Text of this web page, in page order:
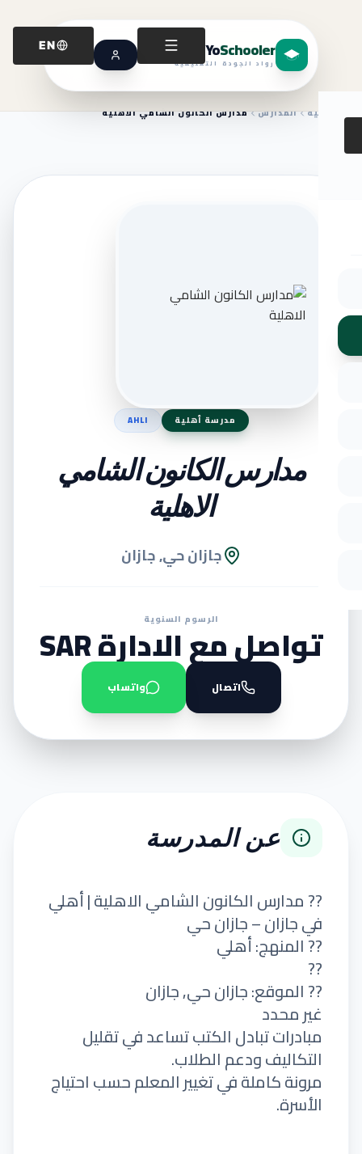
YoSchooler
رواد الجودة التعليمية
EN
الرئيسية المدارس مدارس الكانون الشامي الاهلية
مدرسة أهلية AHLI
مدارس الكانون الشامي
الاهلية
جازان حي, جازان
الرسوم السنوية
تواصل مع الادارة SAR
اتصال واتساب
عن المدرسة
?? مدارس الكانون الشامي الاهلية | أهلي
في جازان – جازان حي
?? المنهج: أهلي
??
?? الموقع: جازان حي, جازان
غير محدد
مبادرات تبادل الكتب تساعد في تقليل
التكاليف ودعم الطلاب.
مرونة كاملة في تغيير المعلم حسب احتياج
الأسرة.